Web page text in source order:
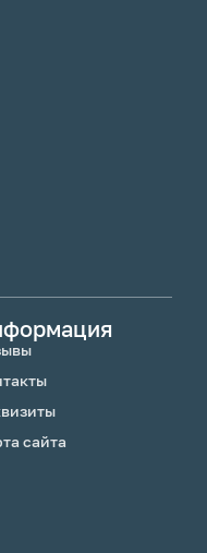
сайта